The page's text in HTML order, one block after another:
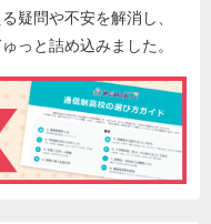
疑問や不安を解消し、
っと詰め込みました。